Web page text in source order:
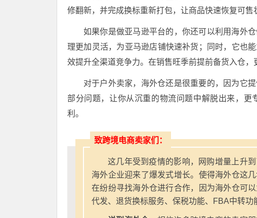
修翻新，并完成换标重新打包，让商品快速恢复可售
如果你是做亚马逊平台的，你还可以利用海外
理更加灵活，为亚马逊店铺快速补货；同时，它也
效提升全渠道竞争力。在销售旺季前提前备货入仓，
对于户外卖家，海外仓还是很重要的，因为它
部分问题，让你从沉重的物流问题中解脱出来，
利。
致跨境电商卖家们：
这几年受到疫情的影响，网购增量上升
海外企业迎来了爆发式增长。使得海外仓这
在纷纷寻找海外仓进行合作，因为海外仓可
代发、退货换标服务、保税功能、FBA中转功